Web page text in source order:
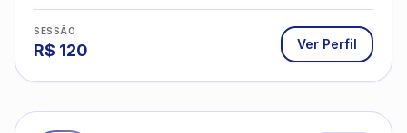
SESSÃO
R$ 120 Ver Perfil